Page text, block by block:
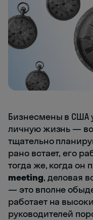
Бизнесмены в США
личную жизнь — во
тщательно
рано встает, его
тогда же, когда он
meeting, деловая
— это вполне
работает на
руководителей